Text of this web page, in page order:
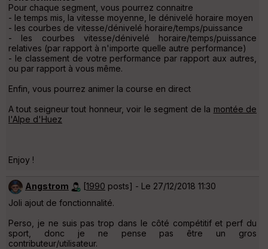
Pour chaque segment, vous pourrez connaitre
- le temps mis, la vitesse moyenne, le dénivelé horaire moyen
- les courbes de vitesse/dénivelé horaire/temps/puissance
- les courbes vitesse/dénivelé horaire/temps/puissance
relatives (par rapport à n'importe quelle autre performance)
- le classement de votre performance par rapport aux autres,
ou par rapport à vous même.
Enfin, vous pourrez animer la course en direct
A tout seigneur tout honneur, voir le segment de la montée de
l'Alpe d'Huez
Enjoy !
Angstrom [1990 posts] - Le 27/12/2018 11:30
Joli ajout de fonctionnalité.
Perso, je ne suis pas trop dans le côté compétitif et perf du
sport, donc je ne pense pas être un gros
contributeur/utilisateur.